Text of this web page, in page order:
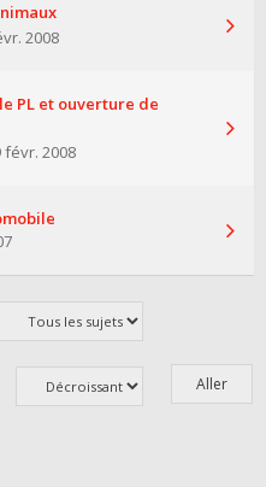
2008
PL et ouverture de
févr. 2008